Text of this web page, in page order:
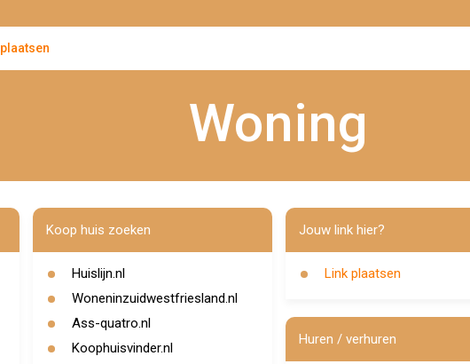
Woning
Koop huis zoeken
Huislijn.nl
Woneninzuidwestfriesland.nl
Ass-quatro.nl
Koophuisvinder.nl
Jouw link hier?
Link plaatsen
Huren / verhuren